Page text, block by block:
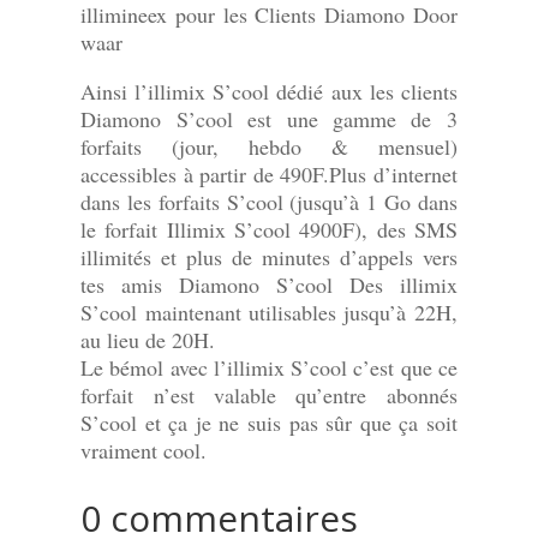
illimineex pour les Clients Diamono Door
waar
Ainsi l’illimix S’cool dédié aux les clients
Diamono S’cool est une gamme de 3
forfaits (jour, hebdo & mensuel)
accessibles à partir de 490F.Plus d’internet
dans les forfaits S’cool (jusqu’à 1 Go dans
le forfait Illimix S’cool 4900F), des SMS
illimités et plus de minutes d’appels vers
tes amis Diamono S’cool Des illimix
S’cool maintenant utilisables jusqu’à 22H,
au lieu de 20H.
Le bémol avec l’illimix S’cool c’est que ce
forfait n’est valable qu’entre abonnés
S’cool et ça je ne suis pas sûr que ça soit
vraiment cool.
0 commentaires